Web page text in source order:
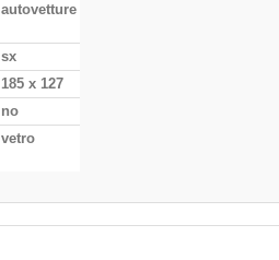
autovetture
sx
185 x 127
no
vetro